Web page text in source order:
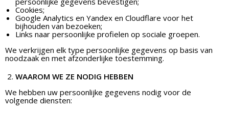
Cookies;
Google Analytics en Yandex en Cloudflare voor het
bijhouden van bezoeken;
Links naar persoonlijke profielen op sociale groepen.
We verkrijgen elk type persoonlijke gegevens op basis van
noodzaak en met afzonderlijke toestemming.
WAAROM WE ZE NODIG HEBBEN
We hebben uw persoonlijke gegevens nodig voor de
volgende diensten: